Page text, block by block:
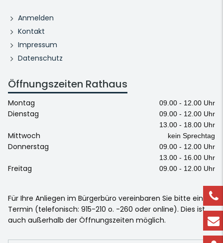
Anmelden
Kontakt
Impressum
Datenschutz
Öffnungszeiten Rathaus
Montag 09.00 - 12.00 Uhr
Dienstag
09.00 - 12.00 Uhr
13.00 - 18.00 Uhr
Mittwoch kein Sprechtag
Donnerstag
09.00 - 12.00 Uhr
13.00 - 16.00 Uhr
Freitag 09.00 - 12.00 Uhr
Für Ihre Anliegen im Bürgerbüro vereinbaren Sie bitte einen
Termin (telefonisch: 915-210 o. -260 oder online). Dies ist
auch außerhalb der Öffnungszeiten möglich.